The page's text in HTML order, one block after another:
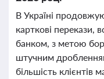
В Україні
карткові перекази,
банком, з метою
штучним
більшість клієнтів